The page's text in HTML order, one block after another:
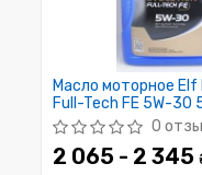
Масло моторное Elf
Full-Tech FE 5W-30
0
2 065 - 2 345